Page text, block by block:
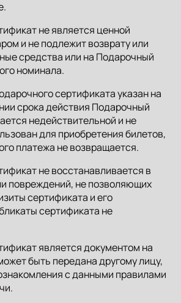
не является ценной
и не подлежит возврату или
средства или на Подарочный
номинала.
сертификата указан на
срока действия Подарочный
недействительной и не
для приобретения билетов,
платежа не возвращается.
не восстанавливается в
повреждений, не позволяющих
сертификата и его
сертификата не
является документом на
быть передана другому лицу,
с данными правилами